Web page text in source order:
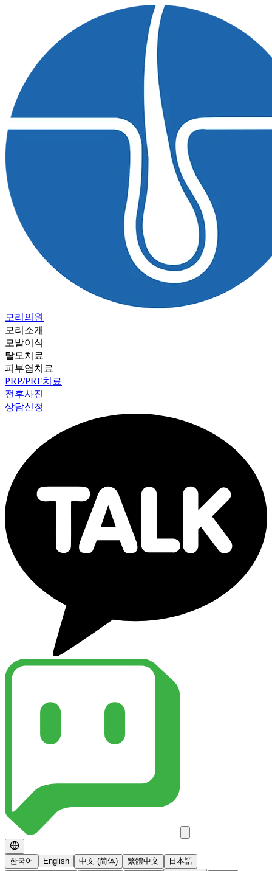
모리의원
모리소개
모발이식
탈모치료
피부염치료
PRP/PRF치료
전후사진
상담신청
한국어 English 中文 (简体) 繁體中文
日本語